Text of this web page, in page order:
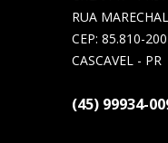
RUA
CEP: 85.810-200
CASCAVEL - PR
(45) 99934-